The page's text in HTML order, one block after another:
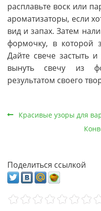
расплавьте воск или
ароматизаторы, если
вид и запах. Затем
формочку, в которой
Дайте свече застыть
вынуть свечу из
результатом своего
Красивые узоры для
Поделиться ссылкой